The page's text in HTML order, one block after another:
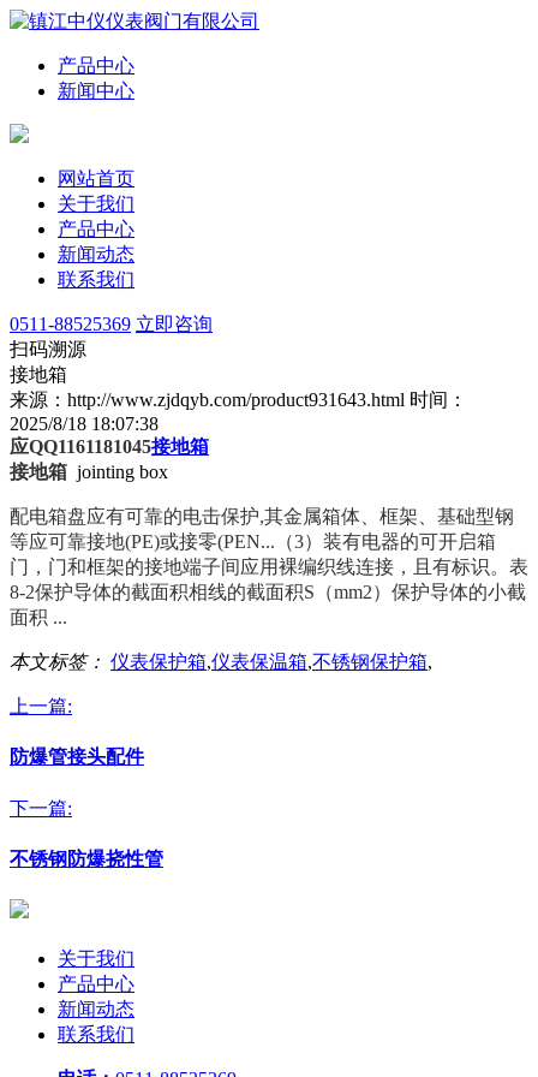
产品中心
新闻中心
网站首页
关于我们
产品中心
新闻动态
联系我们
0511-88525369 立即咨询
扫码溯源
接地箱
来源：http://www.zjdqyb.com/product931643.html 时间：
2025/8/18 18:07:38
应QQ1161181045接地箱
接地箱 jointing box
配电箱盘应有可靠的电击保护,其金属箱体、框架、基础型钢
等应可靠接地(PE)或接零(PEN...（3）装有电器的可开启箱
门，门和框架的接地端子间应用裸编织线连接，且有标识。表
8-2保护导体的截面积相线的截面积S（mm2）保护导体的小截
面积 ...
本文标签： 仪表保护箱,仪表保温箱,不锈钢保护箱,
上一篇:
防爆管接头配件
下一篇:
不锈钢防爆挠性管
关于我们
产品中心
新闻动态
联系我们